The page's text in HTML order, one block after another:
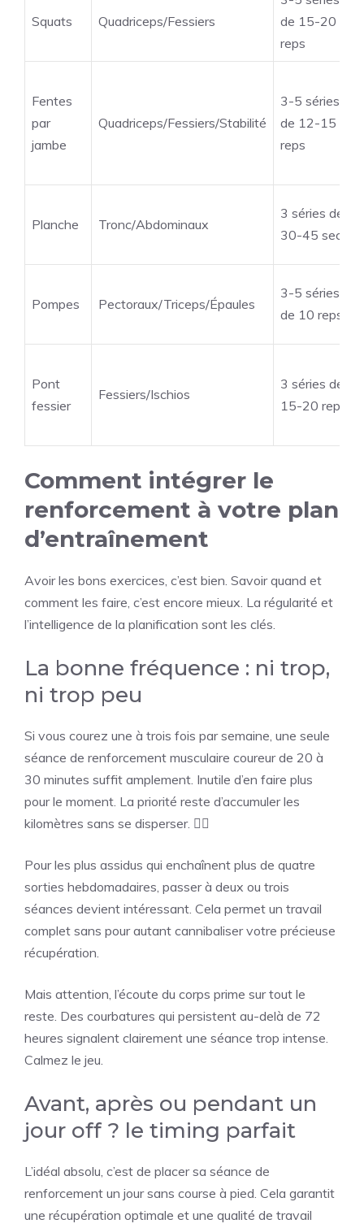
Squats Quadriceps/Fessiers
de 15-20
reps
Fentes
par
jambe
Quadriceps/Fessiers/Stabilité
3-5 séries
de 12-15
reps
Planche Tronc/Abdominaux
3 séries de
30-45 sec
Pompes Pectoraux/Triceps/Épaules
3-5 séries
de 10 reps
Pont
fessier
Fessiers/Ischios
3 séries de
15-20 reps
Comment intégrer le
renforcement à votre plan
d’entraînement
Avoir les bons exercices, c’est bien. Savoir quand et
comment les faire, c’est encore mieux. La régularité et
l’intelligence de la planification sont les clés.
La bonne fréquence : ni trop,
ni trop peu
Si vous courez une à trois fois par semaine, une seule
séance de renforcement musculaire coureur de 20 à
30 minutes suffit amplement. Inutile d’en faire plus
pour le moment. La priorité reste d’accumuler les
kilomètres sans se disperser. 🏃‍♂️
Pour les plus assidus qui enchaînent plus de quatre
sorties hebdomadaires, passer à deux ou trois
séances devient intéressant. Cela permet un travail
complet sans pour autant cannibaliser votre précieuse
récupération.
Mais attention, l’écoute du corps prime sur tout le
reste. Des courbatures qui persistent au-delà de 72
heures signalent clairement une séance trop intense.
Calmez le jeu.
Avant, après ou pendant un
jour off ? le timing parfait
L’idéal absolu, c’est de placer sa séance de
renforcement un jour sans course à pied. Cela garantit
une récupération optimale et une qualité de travail